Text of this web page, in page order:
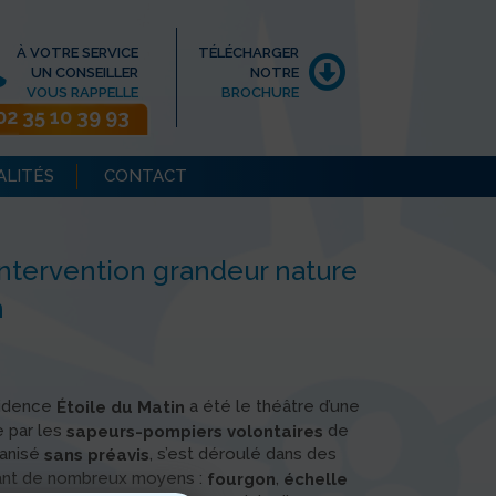
À VOTRE SERVICE
UN CONSEILLER
VOUS RAPPELLE
35 10 39 93
TÉLÉCHARGER
NOTRE
BROCHURE
CONTACT
grandeur nature
Étoile du Matin a été le théâtre d’une
par les sapeurs-pompiers volontaires de
sans préavis, s’est déroulé dans des
de nombreux moyens : fourgon, échelle